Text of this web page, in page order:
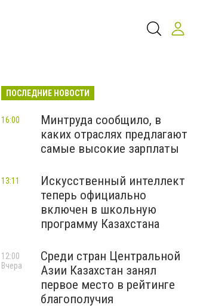
ПОСЛЕДНИЕ НОВОСТИ
Минтруда сообщило, в
каких отраслях предлагают
самые высокие зарплаты
16:00
Искусственный интеллект
теперь официально
включен в школьную
программу Казахстана
13:11
Среди стран Центральной
Азии Казахстан занял
первое место в рейтинге
благополучия
12:00
Вчера